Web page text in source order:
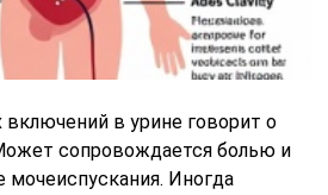
в урине говорит о
сопровождается болью и
Иногда